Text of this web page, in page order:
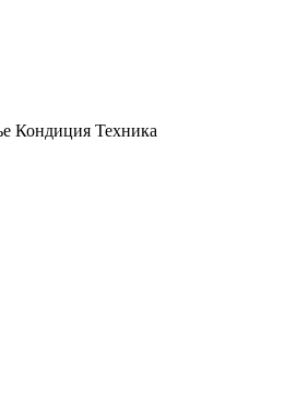
Кондиция Техника